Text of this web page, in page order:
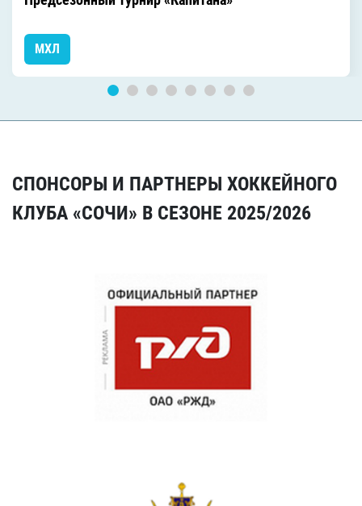
МХЛ
СПОНСОРЫ И ПАРТНЕРЫ ХОККЕЙНОГО
КЛУБА «СОЧИ» В СЕЗОНЕ 2025/2026